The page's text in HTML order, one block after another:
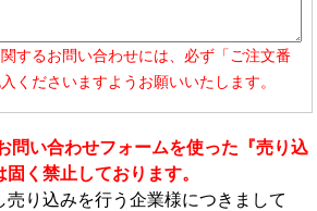
するお問い合わせには、必ず「ご注文番
くださいますようお願いいたします。
問い合わせフォームを使った『売り込
く禁止しております。
売り込みを行う企業様につきまして